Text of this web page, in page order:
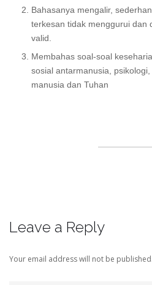
Bahasanya mengalir,
terkesan tidak menggurui dan
valid.
Membahas soal-soal
sosial antarmanusia,
manusia dan Tuhan
Leave a Reply
Your email address will not be published.